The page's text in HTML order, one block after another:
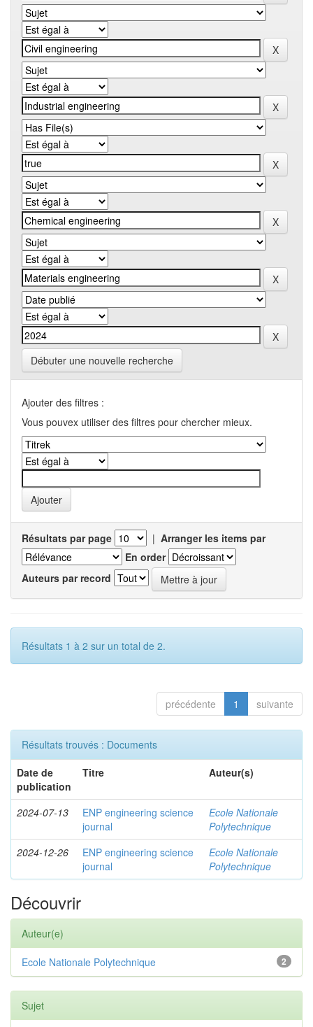
Débuter une nouvelle recherche
Ajouter des filtres :
Vous pouvex utiliser des filtres pour chercher mieux.
Résultats par page | Arranger les items par
En order
Auteurs par record
Résultats 1 à 2 sur un total de 2.
précédente 1 suivante
Résultats trouvés : Documents
Date de
publication
Titre Auteur(s)
2024-07-13
ENP engineering science
journal
Ecole Nationale
Polytechnique
2024-12-26
ENP engineering science
journal
Ecole Nationale
Polytechnique
Découvrir
Auteur(e)
2
Ecole Nationale Polytechnique
Sujet